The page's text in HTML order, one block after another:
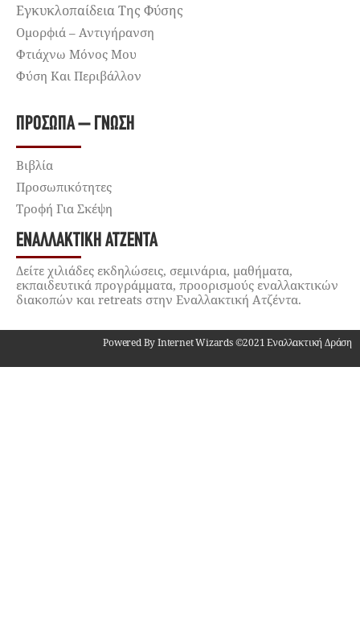
Εγκυκλοπαίδεια Της Φύσης
Ομορφιά – Αντιγήρανση
Φτιάχνω Μόνος Μου
Φύση Και Περιβάλλον
ΠΡΌΣΩΠΑ – ΓΝΏΣΗ
Βιβλία
Προσωπικότητες
Τροφή Για Σκέψη
ΕΝΑΛΛΑΚΤΙΚΉ ΑΤΖΈΝΤΑ
Δείτε χιλιάδες εκδηλώσεις, σεμινάρια, μαθήματα,
εκπαιδευτικά προγράμματα, προορισμούς εναλλακτικών
διακοπών και retreats στην Εναλλακτική Ατζέντα.
Powered By Internet Wizards ©2021 Εναλλακτική Δράση